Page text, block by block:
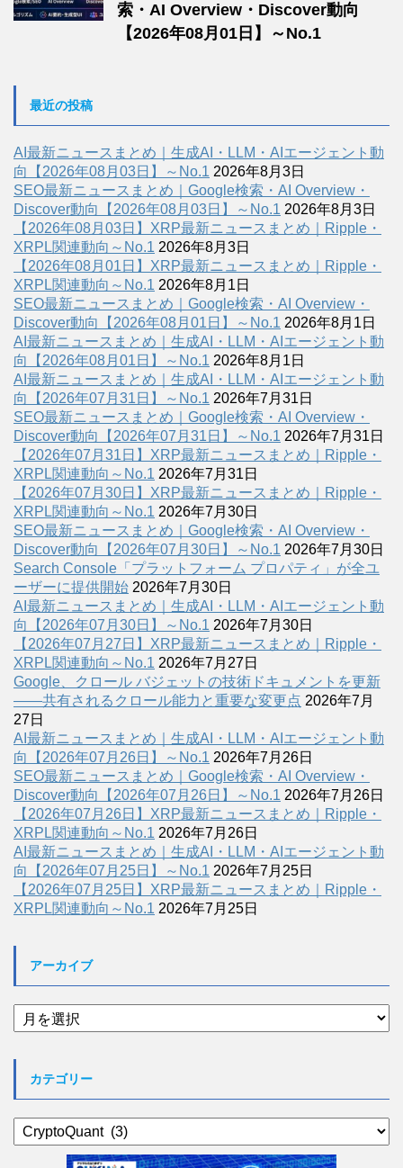
索・AI Overview・Discover動向
【2026年08月01日】～No.1
最近の投稿
AI最新ニュースまとめ｜生成AI・LLM・AIエージェント動
向【2026年08月03日】～No.1 2026年8月3日
SEO最新ニュースまとめ｜Google検索・AI Overview・
Discover動向【2026年08月03日】～No.1 2026年8月3日
【2026年08月03日】XRP最新ニュースまとめ｜Ripple・
XRPL関連動向～No.1 2026年8月3日
【2026年08月01日】XRP最新ニュースまとめ｜Ripple・
XRPL関連動向～No.1 2026年8月1日
SEO最新ニュースまとめ｜Google検索・AI Overview・
Discover動向【2026年08月01日】～No.1 2026年8月1日
AI最新ニュースまとめ｜生成AI・LLM・AIエージェント動
向【2026年08月01日】～No.1 2026年8月1日
AI最新ニュースまとめ｜生成AI・LLM・AIエージェント動
向【2026年07月31日】～No.1 2026年7月31日
SEO最新ニュースまとめ｜Google検索・AI Overview・
Discover動向【2026年07月31日】～No.1 2026年7月31日
【2026年07月31日】XRP最新ニュースまとめ｜Ripple・
XRPL関連動向～No.1 2026年7月31日
【2026年07月30日】XRP最新ニュースまとめ｜Ripple・
XRPL関連動向～No.1 2026年7月30日
SEO最新ニュースまとめ｜Google検索・AI Overview・
Discover動向【2026年07月30日】～No.1 2026年7月30日
Search Console「プラットフォーム プロパティ」が全ユ
ーザーに提供開始 2026年7月30日
AI最新ニュースまとめ｜生成AI・LLM・AIエージェント動
向【2026年07月30日】～No.1 2026年7月30日
【2026年07月27日】XRP最新ニュースまとめ｜Ripple・
XRPL関連動向～No.1 2026年7月27日
Google、クロール バジェットの技術ドキュメントを更新
――共有されるクロール能力と重要な変更点 2026年7月
27日
AI最新ニュースまとめ｜生成AI・LLM・AIエージェント動
向【2026年07月26日】～No.1 2026年7月26日
SEO最新ニュースまとめ｜Google検索・AI Overview・
Discover動向【2026年07月26日】～No.1 2026年7月26日
【2026年07月26日】XRP最新ニュースまとめ｜Ripple・
XRPL関連動向～No.1 2026年7月26日
AI最新ニュースまとめ｜生成AI・LLM・AIエージェント動
向【2026年07月25日】～No.1 2026年7月25日
【2026年07月25日】XRP最新ニュースまとめ｜Ripple・
XRPL関連動向～No.1 2026年7月25日
アーカイブ
ア
ー
カテゴリー
カ
テ